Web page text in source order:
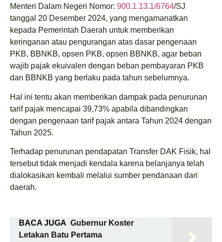
Menteri Dalam Negeri Nomor: 900.1.13.1/6764/SJ
tanggal 20 Desember 2024, yang mengamanatkan
kepada Pemerintah Daerah untuk memberikan
keringanan atau pengurangan atas dasar pengenaan
PKB, BBNKB, opsen PKB, opsen BBNKB, agar beban
wajib pajak ekuivalen dengan beban pembayaran PKB
dan BBNKB yang berlaku pada tahun sebelumnya.
Hal ini tentu akan memberikan dampak pada penurunan
tarif pajak mencapai 39,73% apabila dibandingkan
dengan pengenaan tarif pajak antara Tahun 2024 dengan
Tahun 2025.
Terhadap penurunan pendapatan Transfer DAK Fisik, hal
tersebut tidak menjadi kendala karena belanjanya telah
dialokasikan kembali melalui sumber pendanaan dari
daerah.
BACA JUGA Gubernur Koster
Letakan Batu Pertama